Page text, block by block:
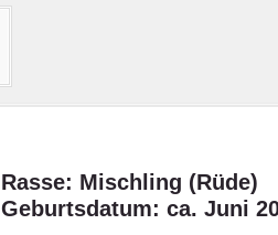
Rasse: Mischling (Rüde)
Geburtsdatum: ca. Juni